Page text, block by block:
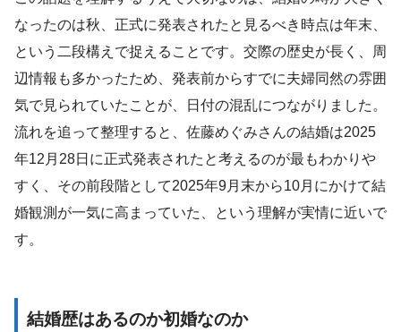
なったのは秋、正式に発表されたと見るべき時点は年末、
という二段構えで捉えることです。交際の歴史が長く、周
辺情報も多かったため、発表前からすでに夫婦同然の雰囲
気で見られていたことが、日付の混乱につながりました。
流れを追って整理すると、佐藤めぐみさんの結婚は2025
年12月28日に正式発表されたと考えるのが最もわかりや
すく、その前段階として2025年9月末から10月にかけて結
婚観測が一気に高まっていた、という理解が実情に近いで
す。
結婚歴はあるのか初婚なのか